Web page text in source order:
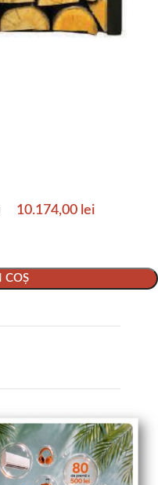
10.174,00 lei
COȘ